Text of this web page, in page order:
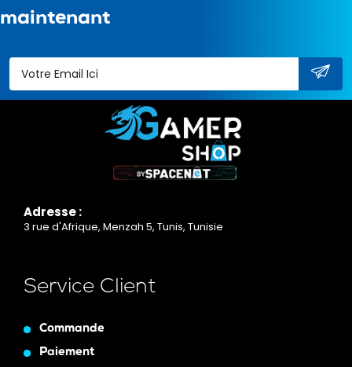
maintenant
Adresse :
3 rue d'Afrique, Menzah 5, Tunis, Tunisie
Service Client
Commande
Paiement